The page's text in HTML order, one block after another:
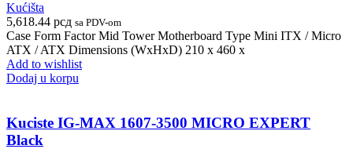
Kućišta
5,618.44 рсд sa PDV-om
Case Form Factor Mid Tower Motherboard Type Mini ITX / Micro
ATX / ATX Dimensions (WxHxD) 210 x 460 x
Add to wishlist
Dodaj u korpu
Kuciste IG-MAX 1607-3500 MICRO EXPERT
Black